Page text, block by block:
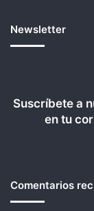
Newsletter
Suscríbete a
en tu
Comentarios